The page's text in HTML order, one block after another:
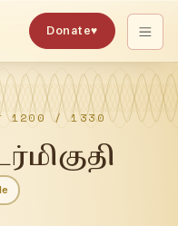
Donate♥
1200 /1330